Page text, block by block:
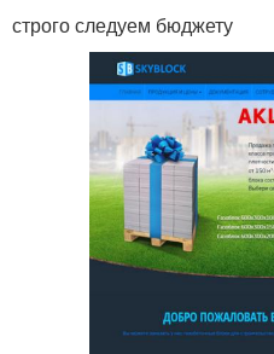
строго следуем бюджету